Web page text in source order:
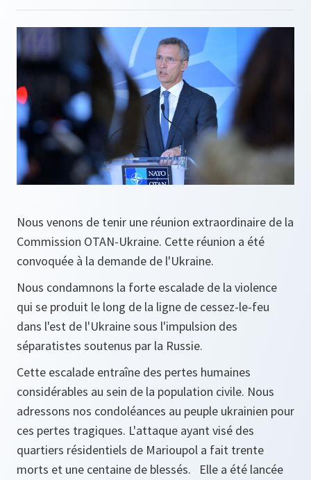
Nous venons de tenir une réunion extraordinaire de la
Commission OTAN-Ukraine. Cette réunion a été
convoquée à la demande de l'Ukraine.
Nous condamnons la forte escalade de la violence
qui se produit le long de la ligne de cessez-le-feu
dans l'est de l'Ukraine sous l'impulsion des
séparatistes soutenus par la Russie.
Cette escalade entraîne des pertes humaines
considérables au sein de la population civile. Nous
adressons nos condoléances au peuple ukrainien pour
ces pertes tragiques. L'attaque ayant visé des
quartiers résidentiels de Marioupol a fait trente
morts et une centaine de blessés. Elle a été lancée